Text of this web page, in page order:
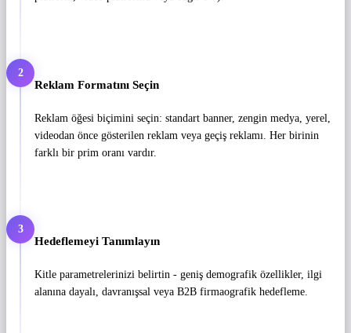
2
Reklam Formatını Seçin
Reklam öğesi biçimini seçin: standart banner, zengin medya, yerel,
videodan önce gösterilen reklam veya geçiş reklamı. Her birinin
farklı bir prim oranı vardır.
3
Hedeflemeyi Tanımlayın
Kitle parametrelerinizi belirtin - geniş demografik özellikler, ilgi
alanına dayalı, davranışsal veya B2B firmaografik hedefleme.